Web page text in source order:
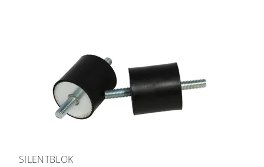
SILENTBLOK